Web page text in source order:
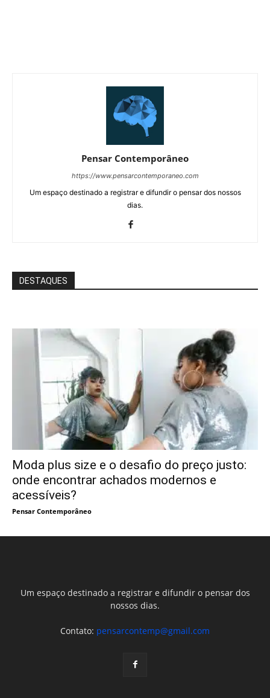
Pensar Contemporâneo
https://www.pensarcontemporaneo.com
Um espaço destinado a registrar e difundir o pensar dos nossos
dias.
DESTAQUES
Moda plus size e o desafio do preço justo:
onde encontrar achados modernos e
acessíveis?
Pensar Contemporâneo
Um espaço destinado a registrar e difundir o pensar dos
nossos dias.
Contato: pensarcontemp@gmail.com